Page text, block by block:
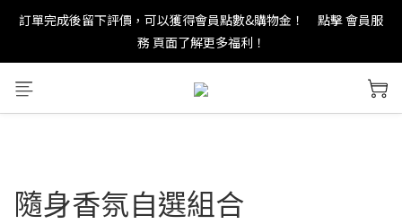
new in：火山岩擴香裝置
訂單完成後留下評價，可以獲得會員點數&購物金！     點擊 會員服
務 頁面了解更多福利！
＊ 新舊會員登錄享有$50元購物金與免運優惠 ＊           點擊 會員服
隨身香氛自選組合